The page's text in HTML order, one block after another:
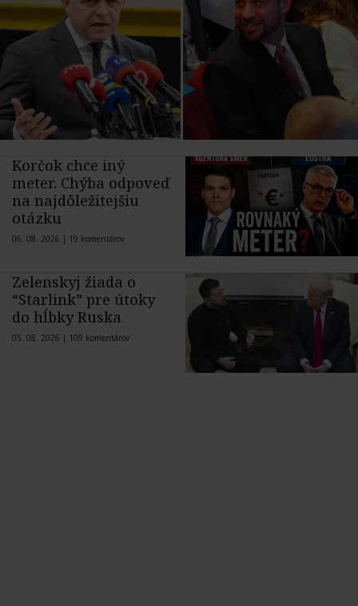
Korčok chce iný
meter. Chýba odpoveď
na najdôležitejšiu
otázku
06. 08. 2026 | 19 komentárov
Zelenskyj žiada o
“Starlink” pre útoky
do hĺbky Ruska
05. 08. 2026 | 109 komentárov